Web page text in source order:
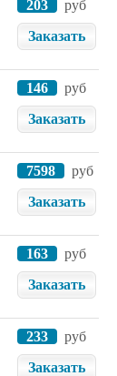
203
руб
Заказать
146
руб
Заказать
7598
руб
Заказать
163
руб
Заказать
233
руб
Заказать